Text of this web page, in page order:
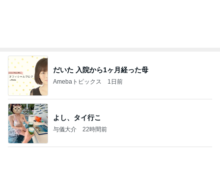
だいた 入院から1ヶ月経った母
Amebaトピックス 1日前
よし、タイ行こ
与儀大介 22時間前